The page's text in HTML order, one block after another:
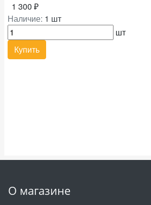
1 300 ₽
Наличие: 1 шт
шт
Купить
О магазине